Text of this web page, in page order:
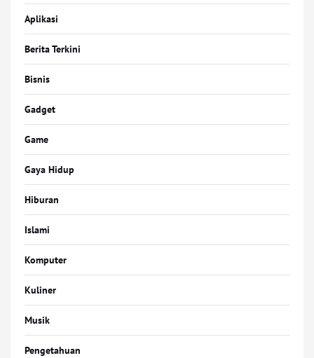
Aplikasi
Berita Terkini
Bisnis
Gadget
Game
Gaya Hidup
Hiburan
Islami
Komputer
Kuliner
Musik
Pengetahuan